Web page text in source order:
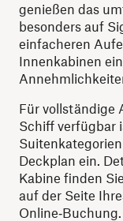
genießen das
besonders auf
einfacheren
Innenkabinen
Für vollständige
Schiff verfügbar
Deckplan ein.
Kabine finden
auf der Seite
Online‑Buchung.